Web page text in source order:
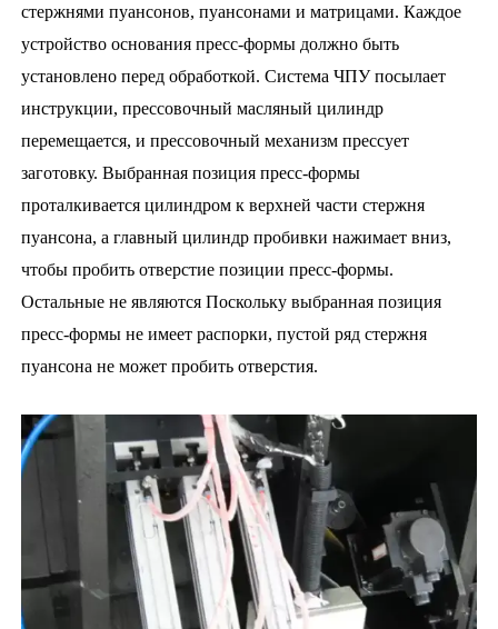
стержнями пуансонов, пуансонами и матрицами. Каждое
устройство основания пресс-формы должно быть
установлено перед обработкой. Система ЧПУ посылает
инструкции, прессовочный масляный цилиндр
перемещается, и прессовочный механизм прессует
заготовку. Выбранная позиция пресс-формы
проталкивается цилиндром к верхней части стержня
пуансона, а главный цилиндр пробивки нажимает вниз,
чтобы пробить отверстие позиции пресс-формы.
Остальные не являются Поскольку выбранная позиция
пресс-формы не имеет распорки, пустой ряд стержня
пуансона не может пробить отверстия.